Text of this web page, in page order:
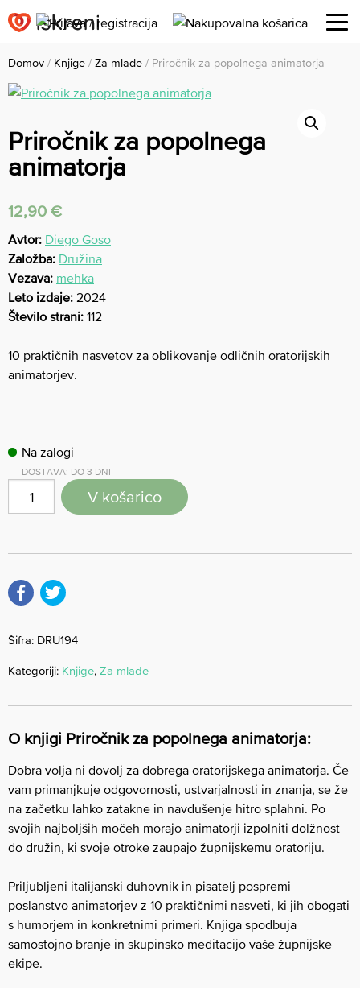
Domov / Knjige / Za mlade / Priročnik za popolnega animatorja
Priročnik za popolnega
animatorja
12,90 €
Avtor: Diego Goso
Založba: Družina
Vezava: mehka
Leto izdaje: 2024
Število strani: 112
10 praktičnih nasvetov za oblikovanje odličnih oratorijskih
animatorjev.
Na zalogi
DOSTAVA: DO 3 DNI
V košarico
Šifra: DRU194
Kategoriji: Knjige, Za mlade
O knjigi Priročnik za popolnega animatorja:
Dobra volja ni dovolj za dobrega oratorijskega animatorja. Če
vam primanjkuje odgovornosti, ustvarjalnosti in znanja, se že
na začetku lahko zatakne in navdušenje hitro splahni. Po
svojih najboljših močeh morajo animatorji izpolniti dolžnost
do družin, ki svoje otroke zaupajo župnijskemu oratoriju.
Priljubljeni italijanski duhovnik in pisatelj pospremi
poslanstvo animatorjev z 10 praktičnimi nasveti, ki jih obogati
s humorjem in konkretnimi primeri. Knjiga spodbuja
samostojno branje in skupinsko meditacijo vaše župnijske
ekipe.